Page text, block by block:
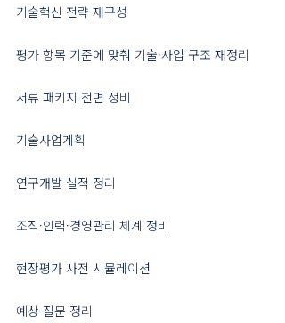
기술혁신 전략 재구성
평가 항목 기준에 맞춰 기술·사업 구조 재정리
서류 패키지 전면 정비
기술사업계획
연구개발 실적 정리
조직·인력·경영관리 체계 정비
현장평가 사전 시뮬레이션
예상 질문 정리